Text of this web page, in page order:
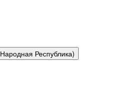
Республика)